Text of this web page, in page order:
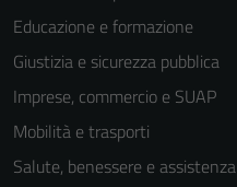
Educazione e formazione
Giustizia e sicurezza pubblica
Imprese, commercio e SUAP
Mobilità e trasporti
Salute, benessere e assistenza